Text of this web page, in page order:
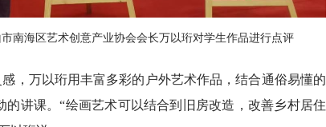
南海区艺术创意产业协会会长万以珩对学生作品进行点评
，万以珩用丰富多彩的户外艺术作品，结合通俗易懂的
讲课。“绘画艺术可以结合到旧房改造，改善乡村居住